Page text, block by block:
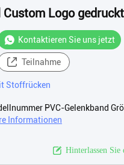
Logo gedruckt
Kontaktieren Sie uns jetzt
Teilnahme
Stoffrücken
PVC-Gelenkband
Informationen
Hinterlassen Sie